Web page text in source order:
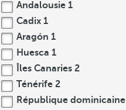
Andalousie 1
Cadix 1
Aragón 1
Huesca 1
Îles Canaries 2
Ténérife 2
République dominicaine